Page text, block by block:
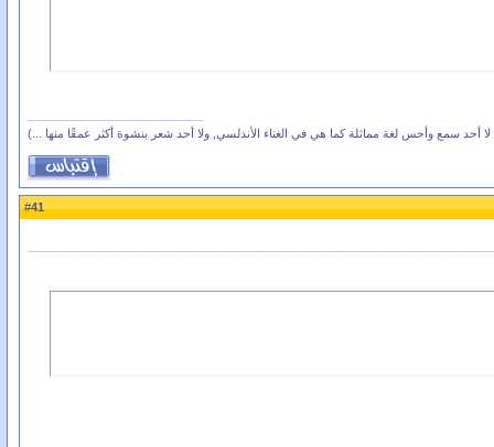
أحد سمع وأحس لغة مماثلة كما هي في الغناء الأندلسي, ولا أحد شعر بنشوة أكثر عمقًا منها ...)
#
41